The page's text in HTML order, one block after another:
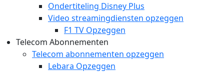
Ondertiteling Disney Plus
Video streamingdiensten opzeggen
F1 TV Opzeggen
Telecom Abonnementen
Telecom abonnementen opzeggen
Lebara Opzeggen